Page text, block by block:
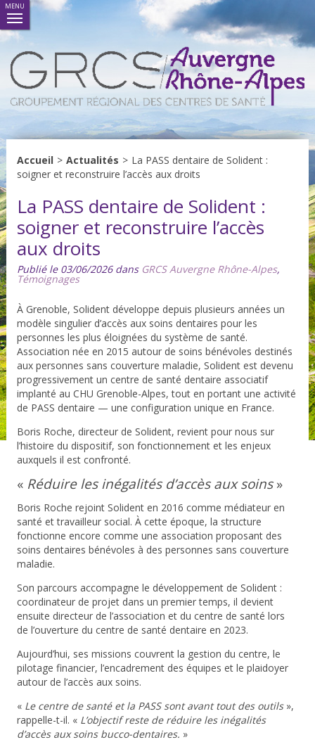
MENU
Accueil > Actualités > La PASS dentaire de Solident :
soigner et reconstruire l’accès aux droits
La PASS dentaire de Solident :
soigner et reconstruire l’accès
aux droits
Publié le 03/06/2026 dans GRCS Auvergne Rhône-Alpes,
Témoignages
À Grenoble, Solident développe depuis plusieurs années un
modèle singulier d’accès aux soins dentaires pour les
personnes les plus éloignées du système de santé.
Association née en 2015 autour de soins bénévoles destinés
aux personnes sans couverture maladie, Solident est devenu
progressivement un centre de santé dentaire associatif
implanté au CHU Grenoble-Alpes, tout en portant une activité
de PASS dentaire — une configuration unique en France.
Boris Roche, directeur de Solident, revient pour nous sur
l’histoire du dispositif, son fonctionnement et les enjeux
auxquels il est confronté.
« Réduire les inégalités d’accès aux soins»
Boris Roche rejoint Solident en 2016 comme médiateur en
santé et travailleur social. À cette époque, la structure
fonctionne encore comme une association proposant des
soins dentaires bénévoles à des personnes sans couverture
maladie.
Son parcours accompagne le développement de Solident :
coordinateur de projet dans un premier temps, il devient
ensuite directeur de l’association et du centre de santé lors
de l’ouverture du centre de santé dentaire en 2023.
Aujourd’hui, ses missions couvrent la gestion du centre, le
pilotage financier, l’encadrement des équipes et le plaidoyer
autour de l’accès aux soins.
« Le centre de santé et la PASS sont avant tout des outils»,
rappelle-t-il. « L’objectif reste de réduire les inégalités
d’accès aux soins bucco-dentaires. »